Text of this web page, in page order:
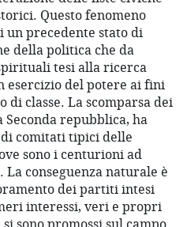
Questo fenomeno
un precedente stato di
della politica che da
tesi alla ricerca
esercizio del potere ai fini
di classe. La scomparsa dei
repubblica, ha
comitati tipici delle
sono i centurioni ad
conseguenza naturale è
dei partiti intesi
interessi, veri e propri